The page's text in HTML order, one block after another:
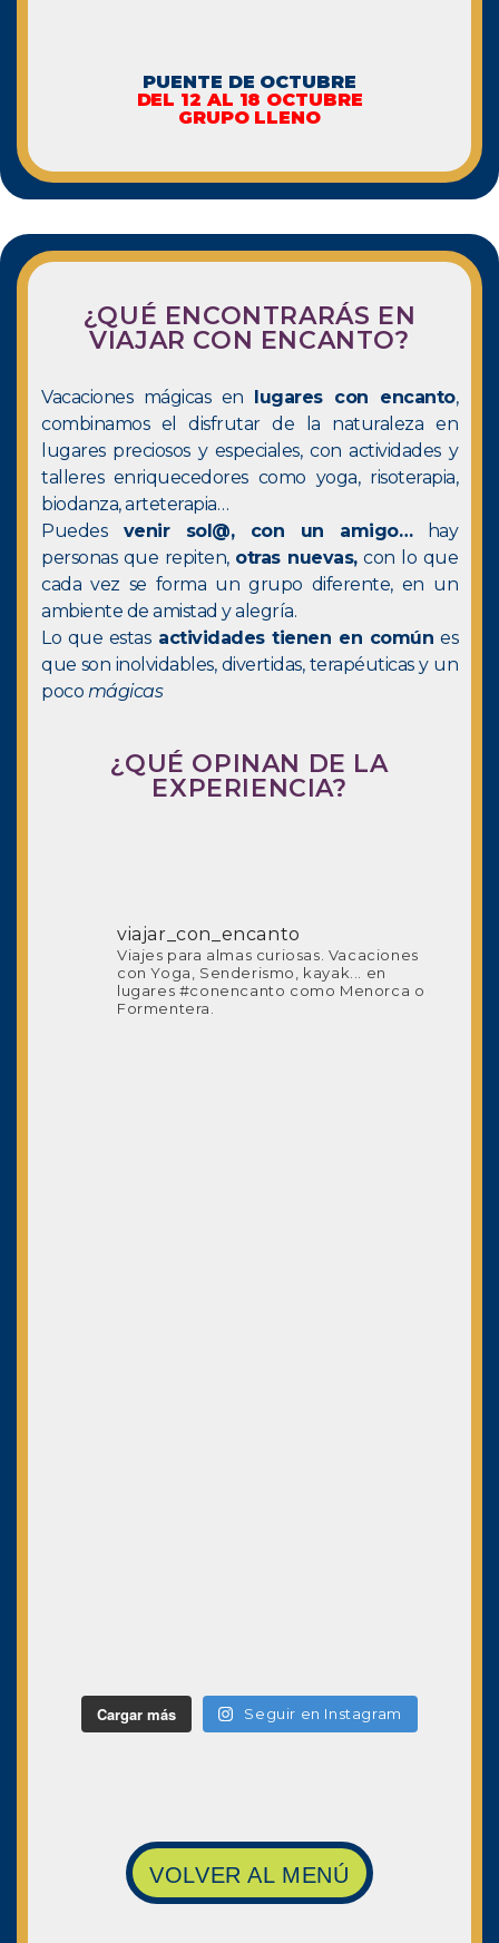
PUENTE DE OCTUBRE
DEL 12 AL 18 OCTUBRE
GRUPO LLENO
¿QUÉ ENCONTRARÁS EN
VIAJAR CON ENCANTO?
Vacaciones mágicas en lugares con encanto,
combinamos el disfrutar de la naturaleza en
lugares preciosos y especiales, con actividades y
talleres enriquecedores como yoga, risoterapia,
biodanza, arteterapia…
Puedesvenir sol@, con un amigo…hay
personas que repiten, otras nuevas,con lo que
cada vez se forma un grupo diferente, en un
ambiente de amistad y alegría.
Lo que estasactividades tienen en común es
que son inolvidables, divertidas, terapéuticas y un
poco mágicas
¿QUÉ OPINAN DE LA
EXPERIENCIA?
viajar_con_encanto
Viajes para almas curiosas. Vacaciones
con Yoga, Senderismo, kayak... en
lugares #conencanto como Menorca o
Formentera.
Cargar más Seguir en Instagram
VOLVER AL MENÚ